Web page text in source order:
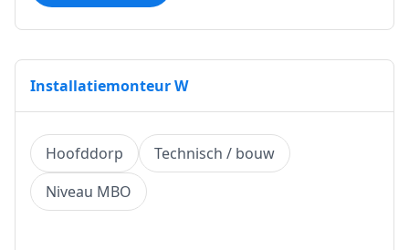
Installatiemonteur W
Hoofddorp
Technisch / bouw
Niveau MBO